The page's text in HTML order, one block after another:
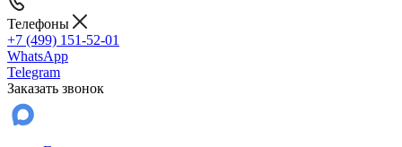
Телефоны
+7 (499) 151-52-01
WhatsApp
Telegram
Заказать звонок